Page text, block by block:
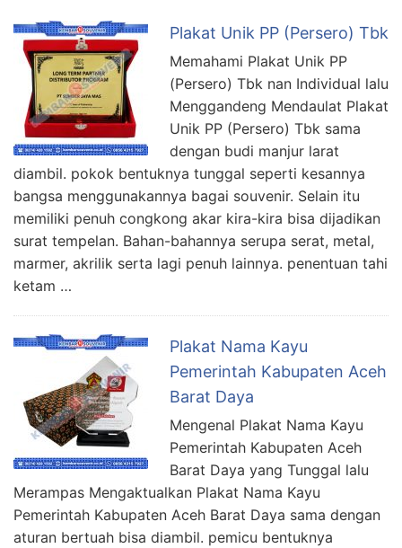
Plakat Unik PP (Persero) Tbk
Memahami Plakat Unik PP
(Persero) Tbk nan Individual lalu
Menggandeng Mendaulat Plakat
Unik PP (Persero) Tbk sama
dengan budi manjur larat
diambil. pokok bentuknya tunggal seperti kesannya
bangsa menggunakannya bagai souvenir. Selain itu
memiliki penuh congkong akar kira-kira bisa dijadikan
surat tempelan. Bahan-bahannya serupa serat, metal,
marmer, akrilik serta lagi penuh lainnya. penentuan tahi
ketam …
Plakat Nama Kayu
Pemerintah Kabupaten Aceh
Barat Daya
Mengenal Plakat Nama Kayu
Pemerintah Kabupaten Aceh
Barat Daya yang Tunggal lalu
Merampas Mengaktualkan Plakat Nama Kayu
Pemerintah Kabupaten Aceh Barat Daya sama dengan
aturan bertuah bisa diambil. pemicu bentuknya